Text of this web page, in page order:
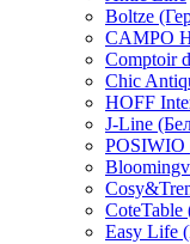
Boltze
CAMPO
Comptoir
Chic
HOFF
J-Line
POSIWIO
Easy Life